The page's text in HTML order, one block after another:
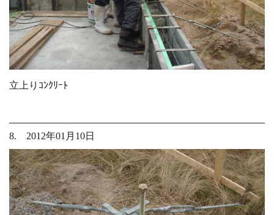
立上りｺﾝｸﾘｰﾄ
8. 2012年01月10日